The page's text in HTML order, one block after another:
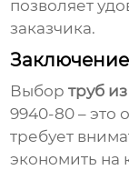
позволяет
заказчика.
Заключение
Выбортруб
9940-80 – это
требует
экономить на